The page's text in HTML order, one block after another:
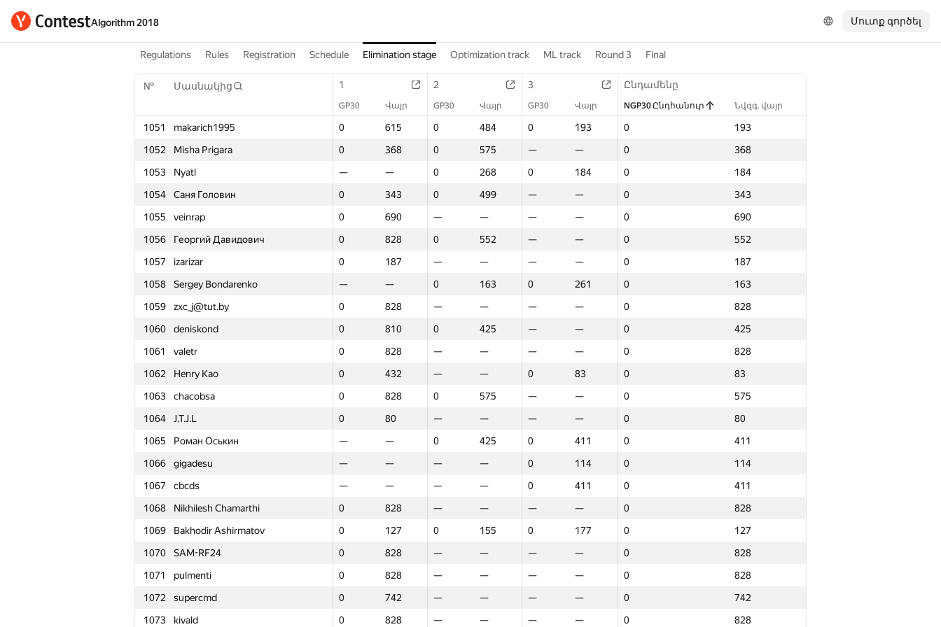
Algorithm 2018 Մուտք գործել
Regulations Rules Registration Schedule Elimination stage Optimization track ML track Round 3 Final
№ Մասնակից 1 2 3 Ընդամենը
GP30 Վայր GP30 Վայր GP30 Վայր NGP30 Ընդհանուր Նվզգ. վայր
1051 makarich1995 0 615 0 484 0 193 0
193
1052
Misha Prigara 0 368 0 575 — — 0
368
1053
Nyatl — — 0 268 0 184 0
184
1054
Саня Головин 0 343 0 499 — — 0
343
1055
veinrap 0 690 — — — — 0
690
1056
Георгий Давидович 0 828 0 552 — — 0
552
1057
izarizar 0 187 — — — — 0
187
1058
Sergey Bondarenko — — 0 163 0 261 0
163
1059
zxc_j@tut.by 0 828 — — — — 0
828
1060
deniskond 0 810 0 425 — — 0
425
1061
valetr 0 828 — — — — 0
828
1062
Henry Kao 0 432 — — 0 83 0
83
1063
chacobsa 0 828 0 575 — — 0
575
1064
J.T.J.L 0 80 — — — — 0
80
1065
Роман Оськин — — 0 425 0 411 0
411
1066
gigadesu — — — — 0 114 0
114
1067
cbcds — — — — 0 411 0
411
1068
Nikhilesh Chamarthi 0 828 — — — — 0
828
1069
Bakhodir Ashirmatov 0 127 0 155 0 177 0
127
1070
SAM-RF24 0 828 — — — — 0
828
1071
pulmenti 0 828 — — — — 0
828
1072
supercmd 0 742 — — — — 0
742
1073
kivald 0 828 — — — — 0
828
Մասնակից 1 Ընդամենը
GP30 Վայր NGP30 Ընդհանուր Նվզգ. վայր